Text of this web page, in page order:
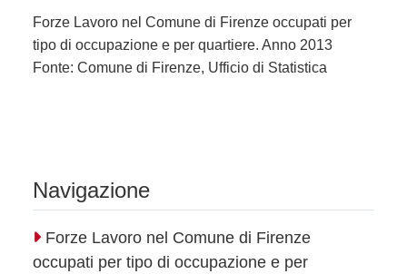
Forze Lavoro nel Comune di Firenze occupati per
tipo di occupazione e per quartiere. Anno 2013
Fonte: Comune di Firenze, Ufficio di Statistica
Navigazione
Forze Lavoro nel Comune di Firenze
occupati per tipo di occupazione e per